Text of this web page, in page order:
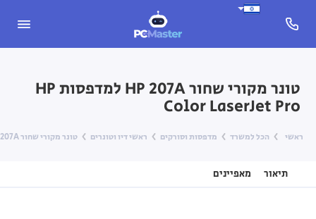
טונר מקורי שחור HP 207A למדפסות HP
Color LaserJet Pro
ראשי הכל למשרד מדפסות וסורקים ראשי דיו וטונרים טונר מקורי שחור HP 207A למדפסות HP Color LaserJet Pro
תיאור מאפיינים